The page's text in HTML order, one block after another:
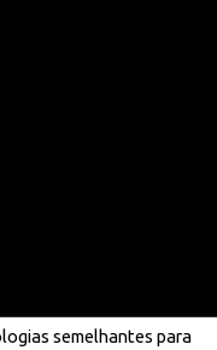
semelhantes para